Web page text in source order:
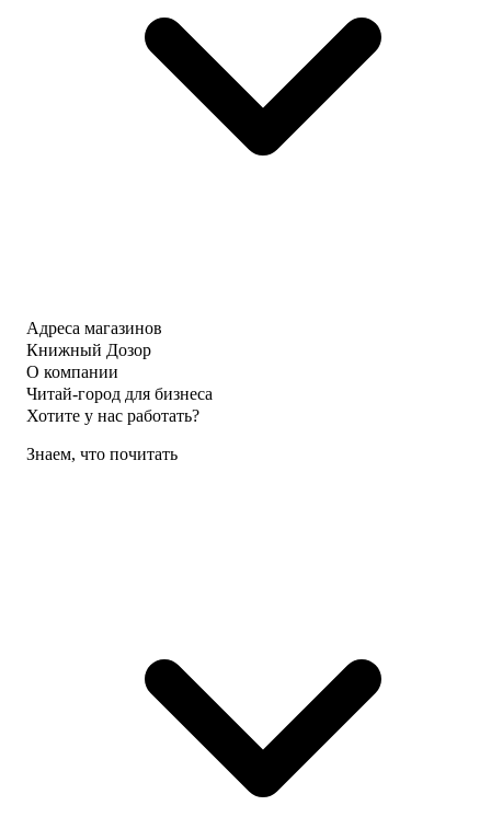
Адреса магазинов
Книжный Дозор
О компании
Читай-город для бизнеса
Хотите у нас работать?
Знаем, что почитать